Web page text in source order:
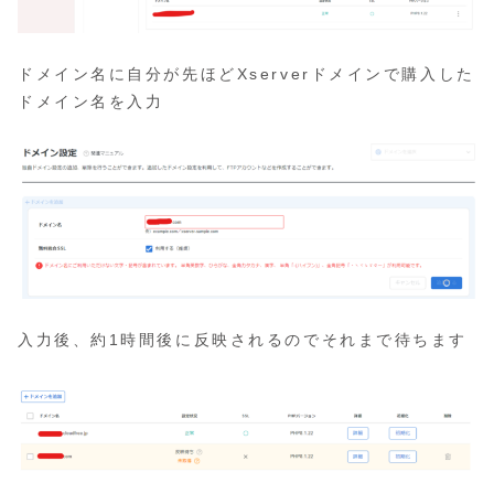
ドメイン名に自分が先ほどXserverドメインで購入した
ドメイン名を入力
入力後、約1時間後に反映されるのでそれまで待ちます